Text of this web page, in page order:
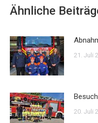
Ähnliche
21. Juli
20. Juli